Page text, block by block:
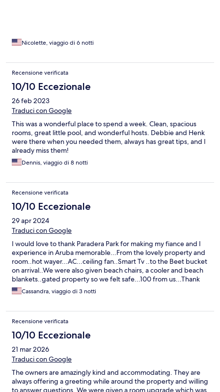
Nicolette, viaggio di 6 notti
Recensione verificata
10/10 Eccezionale
26 feb 2023
Traduci con Google
This was a wonderful place to spend a week. Clean, spacious
rooms, great little pool, and wonderful hosts. Debbie and Henk
were there when you needed them, always has great tips, and I
already miss them!
Dennis, viaggio di 8 notti
Recensione verificata
10/10 Eccezionale
29 apr 2024
Traduci con Google
I would love to thank Paradera Park for making my fiance and I
experience in Aruba memorable...From the lovely property and
room..hot wayer...AC...ceiling fan..Smart Tv ..to the Beet bucket
on arrival..We were also given beach chairs, a cooler and beach
blankets..gated property so we felt safe...100 from us...Thank
you guys at Paradera we know our go to spot now for Aruba
Cassandra, viaggio di 3 notti
Recensione verificata
10/10 Eccezionale
21 mar 2026
Traduci con Google
The owners are amazingly kind and accommodating. They are
always offering a greeting while around the property and willing
to answer questions. We were given a room upgrade which was